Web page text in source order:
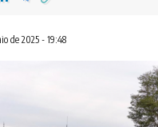
de 2025 - 19:48